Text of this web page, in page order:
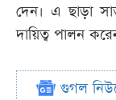
দেন। এ ছাড়া
দায়িত্ব পালন
গুগল